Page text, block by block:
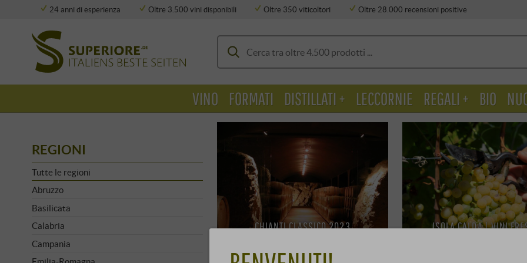
24 anni di esperienza Oltre 3.500 vini disponibili Oltre 350 viticoltori
Oltre 28.000 recensioni positive
REGIONI
Tutte le regioni
Abruzzo
Basilicata
Calabria
Campania
CHIANTI CLASSICO 2023
ISOLE E OLENA
ISOLA CALDA | VINI
VINO FORMATI DISTILLATI + LECCORNIE REGALI + BIO